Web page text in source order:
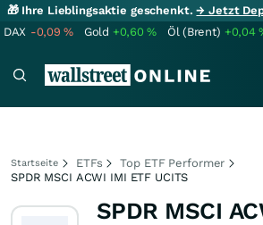
🎁 Ihre Lieblingsaktie geschenkt.→ Jetzt
DAX -0,09% Gold +0,60% Öl (Brent) +0,04
Startseite ETFs
Top ETF Performer
SPDR MSCI ACWI IMI ETF UCITS
SPDR MSCI